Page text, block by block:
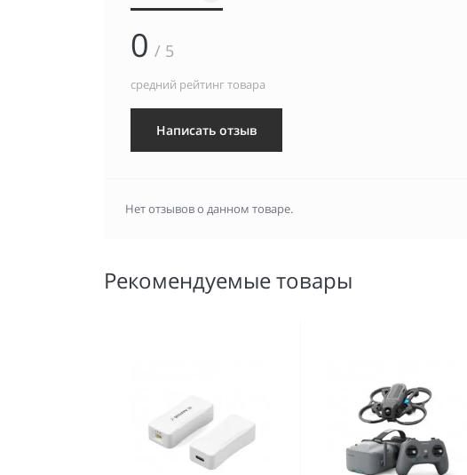
0 / 5
средний рейтинг товара
Написать отзыв
Нет отзывов о данном товаре.
Рекомендуемые товары